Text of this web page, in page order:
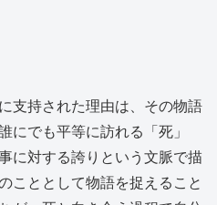
支持された理由は、その物語
にでも平等に訪れる「死」
に対する誇りという文脈で描
こととして物語を捉えること